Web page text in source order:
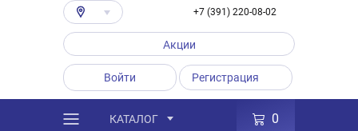
+7 (391) 220-08-02
Акции
Войти Регистрация
КАТАЛОГ 0
Каталог / Товары
Аккумуляторы